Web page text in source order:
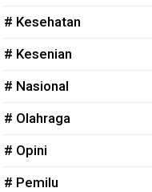
# Kesehatan
# Kesenian
# Nasional
# Olahraga
# Opini
# Pemilu